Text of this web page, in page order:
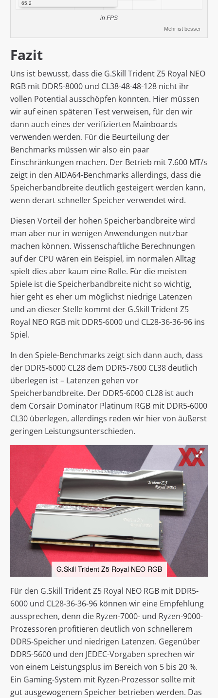
65.2
in FPS
Mehr ist besser
Fazit
Uns ist bewusst, dass die G.Skill Trident Z5 Royal NEO
RGB mit DDR5-8000 und CL38-48-48-128 nicht ihr
vollen Potential ausschöpfen konnten. Hier müssen
wir auf einen späteren Test verweisen, für den wir
dann auch eines der verifizierten Mainboards
verwenden werden. Für die Beurteilung der
Benchmarks müssen wir also ein paar
Einschränkungen machen. Der Betrieb mit 7.600 MT/s
zeigt in den AIDA64-Benchmarks allerdings, dass die
Speicherbandbreite deutlich gesteigert werden kann,
wenn derart schneller Speicher verwendet wird.
Diesen Vorteil der hohen Speicherbandbreite wird
man aber nur in wenigen Anwendungen nutzbar
machen können. Wissenschaftliche Berechnungen
auf der CPU wären ein Beispiel, im normalen Alltag
spielt dies aber kaum eine Rolle. Für die meisten
Spiele ist die Speicherbandbreite nicht so wichtig,
hier geht es eher um möglichst niedrige Latenzen
und an dieser Stelle kommt der G.Skill Trident Z5
Royal NEO RGB mit DDR5-6000 und CL28-36-36-96 ins
Spiel.
In den Spiele-Benchmarks zeigt sich dann auch, dass
der DDR5-6000 CL28 dem DDR5-7600 CL38 deutlich
überlegen ist – Latenzen gehen vor
Speicherbandbreite. Der DDR5-6000 CL28 ist auch
dem Corsair Dominator Platinum RGB mit DDR5-6000
CL30 überlegen, allerdings reden wir hier von äußerst
geringen Leistungsunterschieden.
G.Skill Trident Z5 Royal NEO RGB
Für den G.Skill Trident Z5 Royal NEO RGB mit DDR5-
6000 und CL28-36-36-96 können wir eine Empfehlung
aussprechen, denn die Ryzen-7000- und Ryzen-9000-
Prozessoren profitieren deutlich von schnellerem
DDR5-Speicher und niedrigen Latenzen. Gegenüber
DDR5-5600 und den JEDEC-Vorgaben sprechen wir
von einem Leistungsplus im Bereich von 5 bis 20 %.
Ein Gaming-System mit Ryzen-Prozessor sollte mit
gut ausgewogenem Speicher betrieben werden. Das